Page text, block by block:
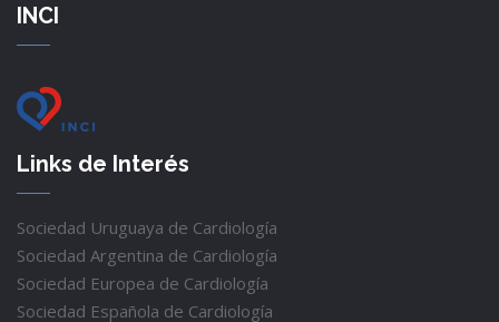
INCI
Links de Interés
Sociedad Uruguaya de Cardiología
Sociedad Argentina de Cardiología
Sociedad Europea de Cardiología
Sociedad Española de Cardiología